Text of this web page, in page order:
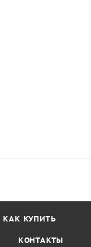
КАК КУПИТЬ
КОНТАКТЫ